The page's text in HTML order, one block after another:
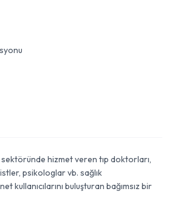
hizmet veren tıp doktorları,
psikologlar vb. sağlık
kullanıcılarını buluşturan bağımsız bir